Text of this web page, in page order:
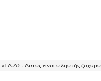
»ΕΛ.ΑΣ.: Αυτός είναι ο ληστής